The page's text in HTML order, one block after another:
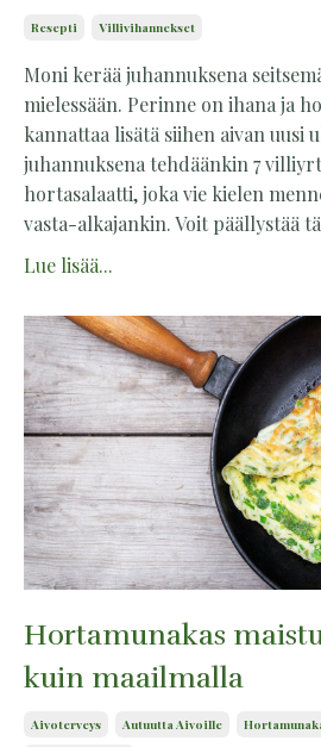
Resepti Villivihannekset
Moni kerää juhannuksena
mielessään. Perinne on ihana ja
kannattaa lisätä siihen aivan uusi
juhannuksena tehdäänkin 7
hortasalaatti, joka vie kielen
vasta-alkajankin. Voit päällystää
Lue lisää...
Hortamunakas
kuin maailmalla
Aivoterveys Autuutta Aivoille